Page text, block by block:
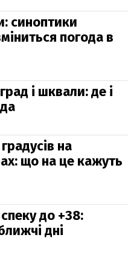
синоптики
погода в
і шквали: де і
на
що на це кажуть
до +38:
дні